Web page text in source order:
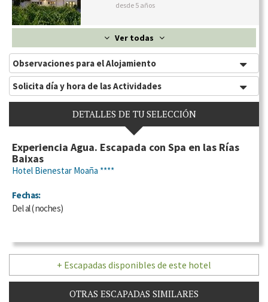
desde 5 años
Ver todas
Observaciones para el Alojamiento
Solicita día y hora de las Actividades
DETALLES DE TU SELECCIÓN
Experiencia Agua. Escapada con Spa en las Rías
Baixas
Hotel Bienestar Moaña ****
Fechas:
Delal(noches)
+ Escapadas disponibles de este hotel
OTRAS ESCAPADAS SIMILARES